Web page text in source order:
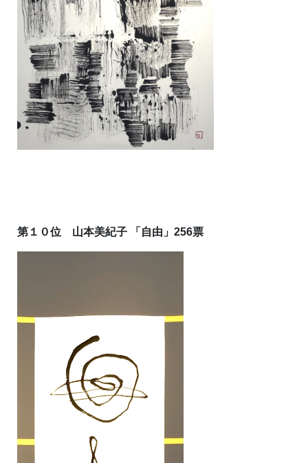
第１０位 山本美紀子 「自由」256票